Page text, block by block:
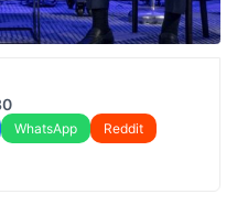
WhatsApp
Reddit